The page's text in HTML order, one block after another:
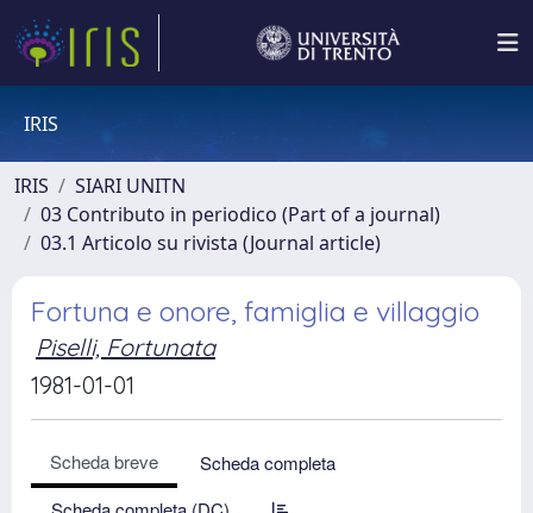
IRIS
IRIS
SIARI UNITN
03 Contributo in periodico (Part of a journal)
03.1 Articolo su rivista (Journal article)
Fortuna e onore, famiglia e villaggio
Piselli, Fortunata
1981-01-01
Scheda breve
Scheda completa